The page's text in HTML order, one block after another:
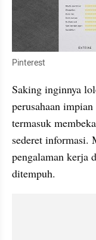
Pinterest
Saking inginnya
perusahaan
termasuk
sederet informasi.
pengalaman kerja
ditempuh.